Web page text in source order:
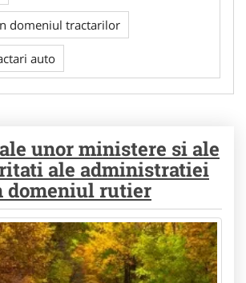
domeniul tractarilor
auto
unor ministere si ale
ale administratiei
domeniul rutier